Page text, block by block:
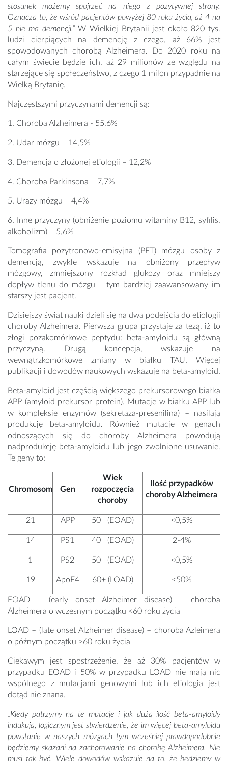
stosunek możemy spojrzeć na niego z pozytywnej strony.
Oznacza to, że wśród pacjentów powyżej 80 roku życia, aż 4 na
5 nie ma demencji.”W Wielkiej Brytanii jest około 820 tys.
ludzi cierpiących na demencję z czego, aż 66% jest
spowodowanych chorobą Alzheimera. Do 2020 roku na
całym świecie będzie ich, aż 29 milionów ze względu na
starzejące się społeczeństwo, z czego 1 milon przypadnie na
Wielką Brytanię.
Najczęstszymi przyczynami demencji są:
1. Choroba Alzheimera - 55,6%
2. Udar mózgu – 14,5%
3. Demencja o złożonej etiologii – 12,2%
4. Choroba Parkinsona – 7,7%
5. Urazy mózgu – 4,4%
6. Inne przyczyny (obniżenie poziomu witaminy B12, syfilis,
alkoholizm) – 5,6%
Tomografia pozytronowo-emisyjna (PET) mózgu osoby z
demencją, zwykle wskazuje na obniżony przepływ
mózgowy, zmniejszony rozkład glukozy oraz mniejszy
dopływ tlenu do mózgu – tym bardziej zaawansowany im
starszy jest pacjent.
Dzisiejszy świat nauki dzieli się na dwa podejścia do etiologii
choroby Alzheimera. Pierwsza grupa przystaje za tezą, iż to
złogi pozakomórkowe peptydu: beta-amyloidu są główną
przyczyną. Drugą koncepcja, wskazuje na
wewnątrzkomórkowe zmiany w białku TAU. Więcej
publikacji i dowodów naukowych wskazuje na beta-amyloid.
Beta-amyloid jest częścią większego prekursorowego białka
APP (amyloid prekursor protein). Mutacje w białku APP lub
w kompleksie enzymów (sekretaza-presenilina) – nasilają
produkcję beta-amyloidu. Również mutacje w genach
odnoszących się do choroby Alzheimera powodują
nadprodukcję beta-amyloidu lub jego zwolnione usuwanie.
Te geny to:
Chromosom Gen
Wiek
rozpoczęcia
choroby
Ilość przypadków
choroby Alzheimera
21 APP 50+ (EOAD) <0,5%
14 PS1 40+ (EOAD) 2-4%
1 PS2 50+ (EOAD) <0,5%
19 ApoE4 60+ (LOAD) <50%
EOAD – (early onset Alzheimer disease) – choroba
Alzheimera o wczesnym początku <60 roku życia
LOAD – (late onset Alzheimer disease) – choroba Azleimera
o późnym początku >60 roku życia
Ciekawym jest spostrzeżenie, że aż 30% pacjentów w
przypadku EOAD i 50% w przypadku LOAD nie mają nic
wspólnego z mutacjami genowymi lub ich etiologia jest
dotąd nie znana.
„Kiedy patrzymy na te mutacje i jak dużą ilość beta-amyloidy
indukują, logicznym jest stwierdzenie, że im więcej beta-amyloidu
powstanie w naszych mózgach tym wcześniej prawdopodobnie
będziemy skazani na zachorowanie na chorobę Alzheimera. Nie
musi tak być. Wiele dowodów wskazuje na to, że będziemy w